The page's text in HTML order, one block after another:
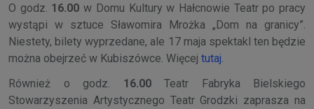
O godz. 16.00 w Domu Kultury w Hałcnowie Teatr po pracy
wystąpi w sztuce Sławomira Mrożka „Dom na granicy”.
Niestety, bilety wyprzedane, ale 17 maja spektakl ten będzie
można obejrzeć w Kubiszówce. Więcej tutaj
Również o godz. 16.00Teatr Fabryka Bielskiego
Stowarzyszenia Artystycznego Teatr Grodzki zaprasza na